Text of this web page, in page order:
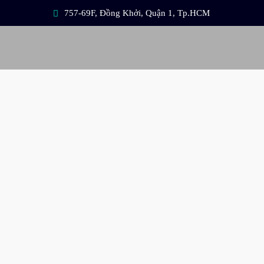
757-69F, Đồng Khởi, Quận 1, Tp.HCM